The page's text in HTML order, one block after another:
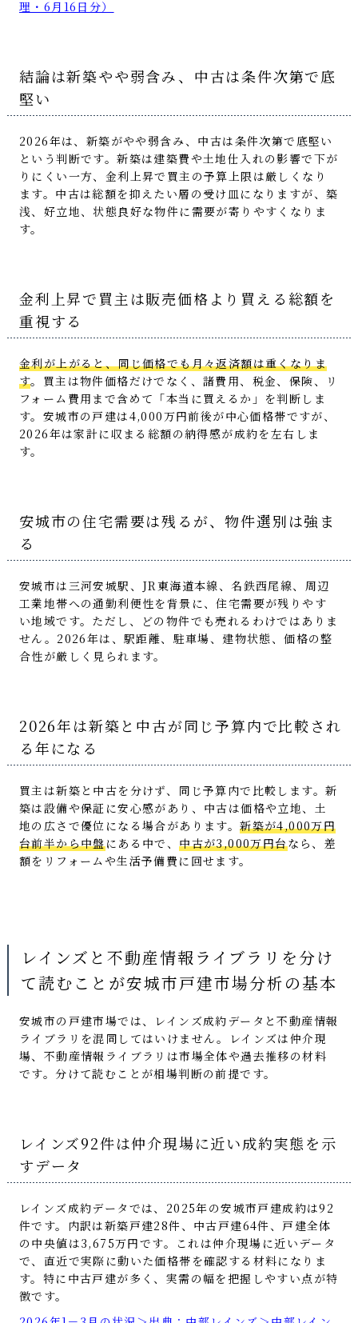
理・6月16日分）
結論は新築やや弱含み、中古は条件次第で底
堅い
2026年は、新築がやや弱含み、中古は条件次第で底堅い
という判断です。新築は建築費や土地仕入れの影響で下が
りにくい一方、金利上昇で買主の予算上限は厳しくなり
ます。中古は総額を抑えたい層の受け皿になりますが、築
浅、好立地、状態良好な物件に需要が寄りやすくなりま
す。
金利上昇で買主は販売価格より買える総額を
重視する
金利が上がると、同じ価格でも月々返済額は重くなりま
す。買主は物件価格だけでなく、諸費用、税金、保険、リ
フォーム費用まで含めて「本当に買えるか」を判断しま
す。安城市の戸建は4,000万円前後が中心価格帯ですが、
2026年は家計に収まる総額の納得感が成約を左右しま
す。
安城市の住宅需要は残るが、物件選別は強ま
る
安城市は三河安城駅、JR東海道本線、名鉄西尾線、周辺
工業地帯への通勤利便性を背景に、住宅需要が残りやす
い地域です。ただし、どの物件でも売れるわけではありま
せん。2026年は、駅距離、駐車場、建物状態、価格の整
合性が厳しく見られます。
2026年は新築と中古が同じ予算内で比較され
る年になる
買主は新築と中古を分けず、同じ予算内で比較します。新
築は設備や保証に安心感があり、中古は価格や立地、土
地の広さで優位になる場合があります。新築が4,000万円
台前半から中盤にある中で、中古が3,000万円台なら、差
額をリフォームや生活予備費に回せます。
レインズと不動産情報ライブラリを分け
て読むことが安城市戸建市場分析の基本
安城市の戸建市場では、レインズ成約データと不動産情報
ライブラリを混同してはいけません。レインズは仲介現
場、不動産情報ライブラリは市場全体や過去推移の材料
です。分けて読むことが相場判断の前提です。
レインズ92件は仲介現場に近い成約実態を示
すデータ
レインズ成約データでは、2025年の安城市戸建成約は92
件です。内訳は新築戸建28件、中古戸建64件、戸建全体
の中央値は3,675万円です。これは仲介現場に近いデータ
で、直近で実際に動いた価格帯を確認する材料になりま
す。特に中古戸建が多く、実需の幅を把握しやすい点が特
徴です。